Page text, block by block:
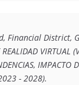
Financial District,
VIRTUAL
IMPACTO
- 2028).